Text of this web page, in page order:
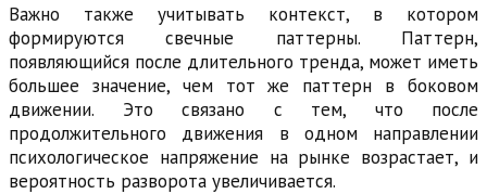
Важно также учитывать контекст, в котором
формируются свечные паттерны. Паттерн,
появляющийся после длительного тренда, может иметь
большее значение, чем тот же паттерн в боковом
движении. Это связано с тем, что после
продолжительного движения в одном направлении
психологическое напряжение на рынке возрастает, и
вероятность разворота увеличивается.